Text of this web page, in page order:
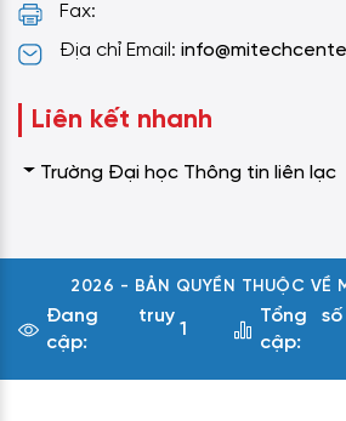
Fax:
Địa chỉ Email:
Liên kết nhanh
Trường Đại học Thông tin liên lạc
2026 - BẢN QUYỀN THUỘC VỀ
Đang truy
cập:
1
Tổng
cập: